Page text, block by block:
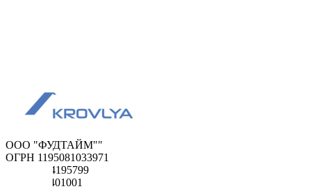
ООО "ФУДТАЙМ""
ОГРН 1195081033971
ИНН 5024195799
КПП 502401001